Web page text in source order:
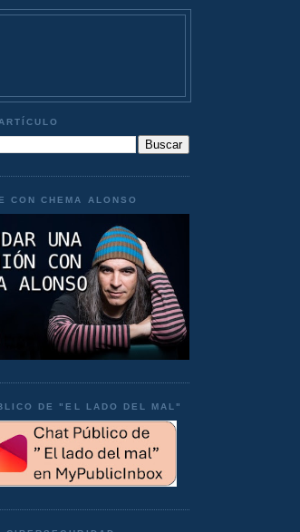
CON CHEMA ALONSO
DE "EL LADO DEL MAL"